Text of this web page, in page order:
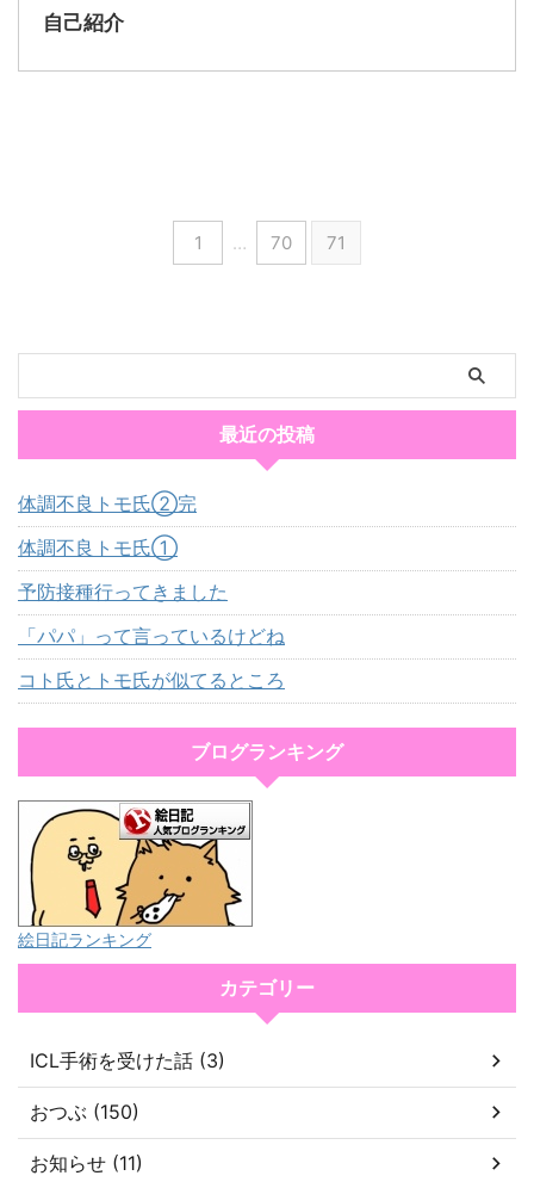
自己紹介
1 … 70 71
最近の投稿
体調不良トモ氏②完
体調不良トモ氏①
予防接種行ってきました
「パパ」って言っているけどね
コト氏とトモ氏が似てるところ
ブログランキング
絵日記ランキング
カテゴリー
ICL手術を受けた話 (3)
おつぶ (150)
お知らせ (11)